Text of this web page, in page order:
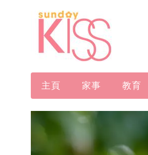
主頁 家事 教育